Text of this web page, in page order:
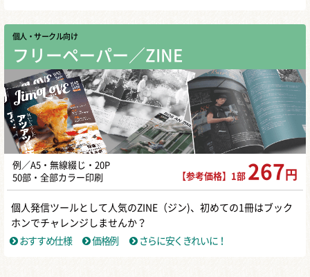
個人・サークル向け
フリーペーパー／ZINE
例／A5・無線綴じ・20P
50部・全部カラー印刷
【参考価格】1部 267 円
個人発信ツールとして人気のZINE（ジン)、初めての1冊はブック
ホンでチャレンジしませんか？
おすすめ仕様
価格例 さらに安くきれいに！